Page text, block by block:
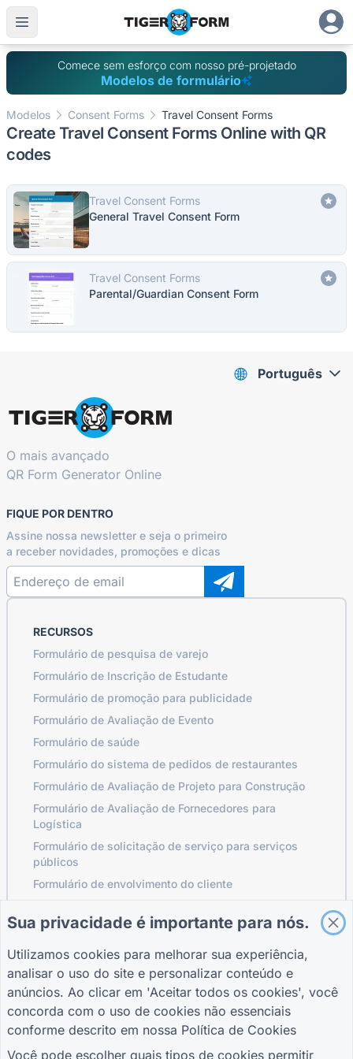
Comece sem esforço com nosso pré-projetado
Modelos de formulário
Modelos Consent Forms Travel Consent Forms
Create Travel Consent Forms Online with QR
codes
Travel Consent Forms
General Travel Consent Form
Travel Consent Forms
Parental/Guardian Consent Form
O mais avançado
QR Form Generator Online
FIQUE POR DENTRO
Assine nossa newsletter e seja o primeiro
a receber novidades, promoções e dicas
RECURSOS
Formulário de pesquisa de varejo
Formulário de Inscrição de Estudante
Formulário de promoção para publicidade
Formulário de Avaliação de Evento
Formulário de saúde
Formulário do sistema de pedidos de restaurantes
Formulário de Avaliação de Projeto para Construção
Formulário de Avaliação de Fornecedores para
Logística
Formulário de solicitação de serviço para serviços
públicos
Formulário de envolvimento do cliente
GUIAS
Central de Ajuda
Blogue
TIGER FORM Guia
EMPRESA
Sobre nós
Contate-nos
TERMOS
Termos
política de
Privacidade
Configurações de
cookies
Português
Sua privacidade é importante para nós.
Utilizamos cookies para melhorar sua experiência,
analisar o uso do site e personalizar conteúdo e
anúncios. Ao clicar em 'Aceitar todos os cookies', você
concorda com o uso de cookies não essenciais
conforme descrito em nossa Política de Cookies
Você pode escolher quais tipos de cookies permitir